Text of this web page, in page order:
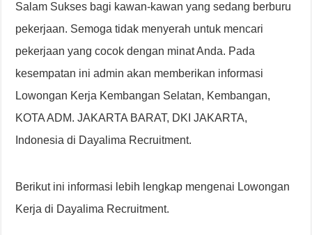
Salam Sukses bagi kawan-kawan yang sedang berburu
pekerjaan. Semoga tidak menyerah untuk mencari
pekerjaan yang cocok dengan minat Anda. Pada
kesempatan ini admin akan memberikan informasi
Lowongan Kerja Kembangan Selatan, Kembangan,
KOTA ADM. JAKARTA BARAT, DKI JAKARTA,
Indonesia di Dayalima Recruitment.
Berikut ini informasi lebih lengkap mengenai Lowongan
Kerja di Dayalima Recruitment.